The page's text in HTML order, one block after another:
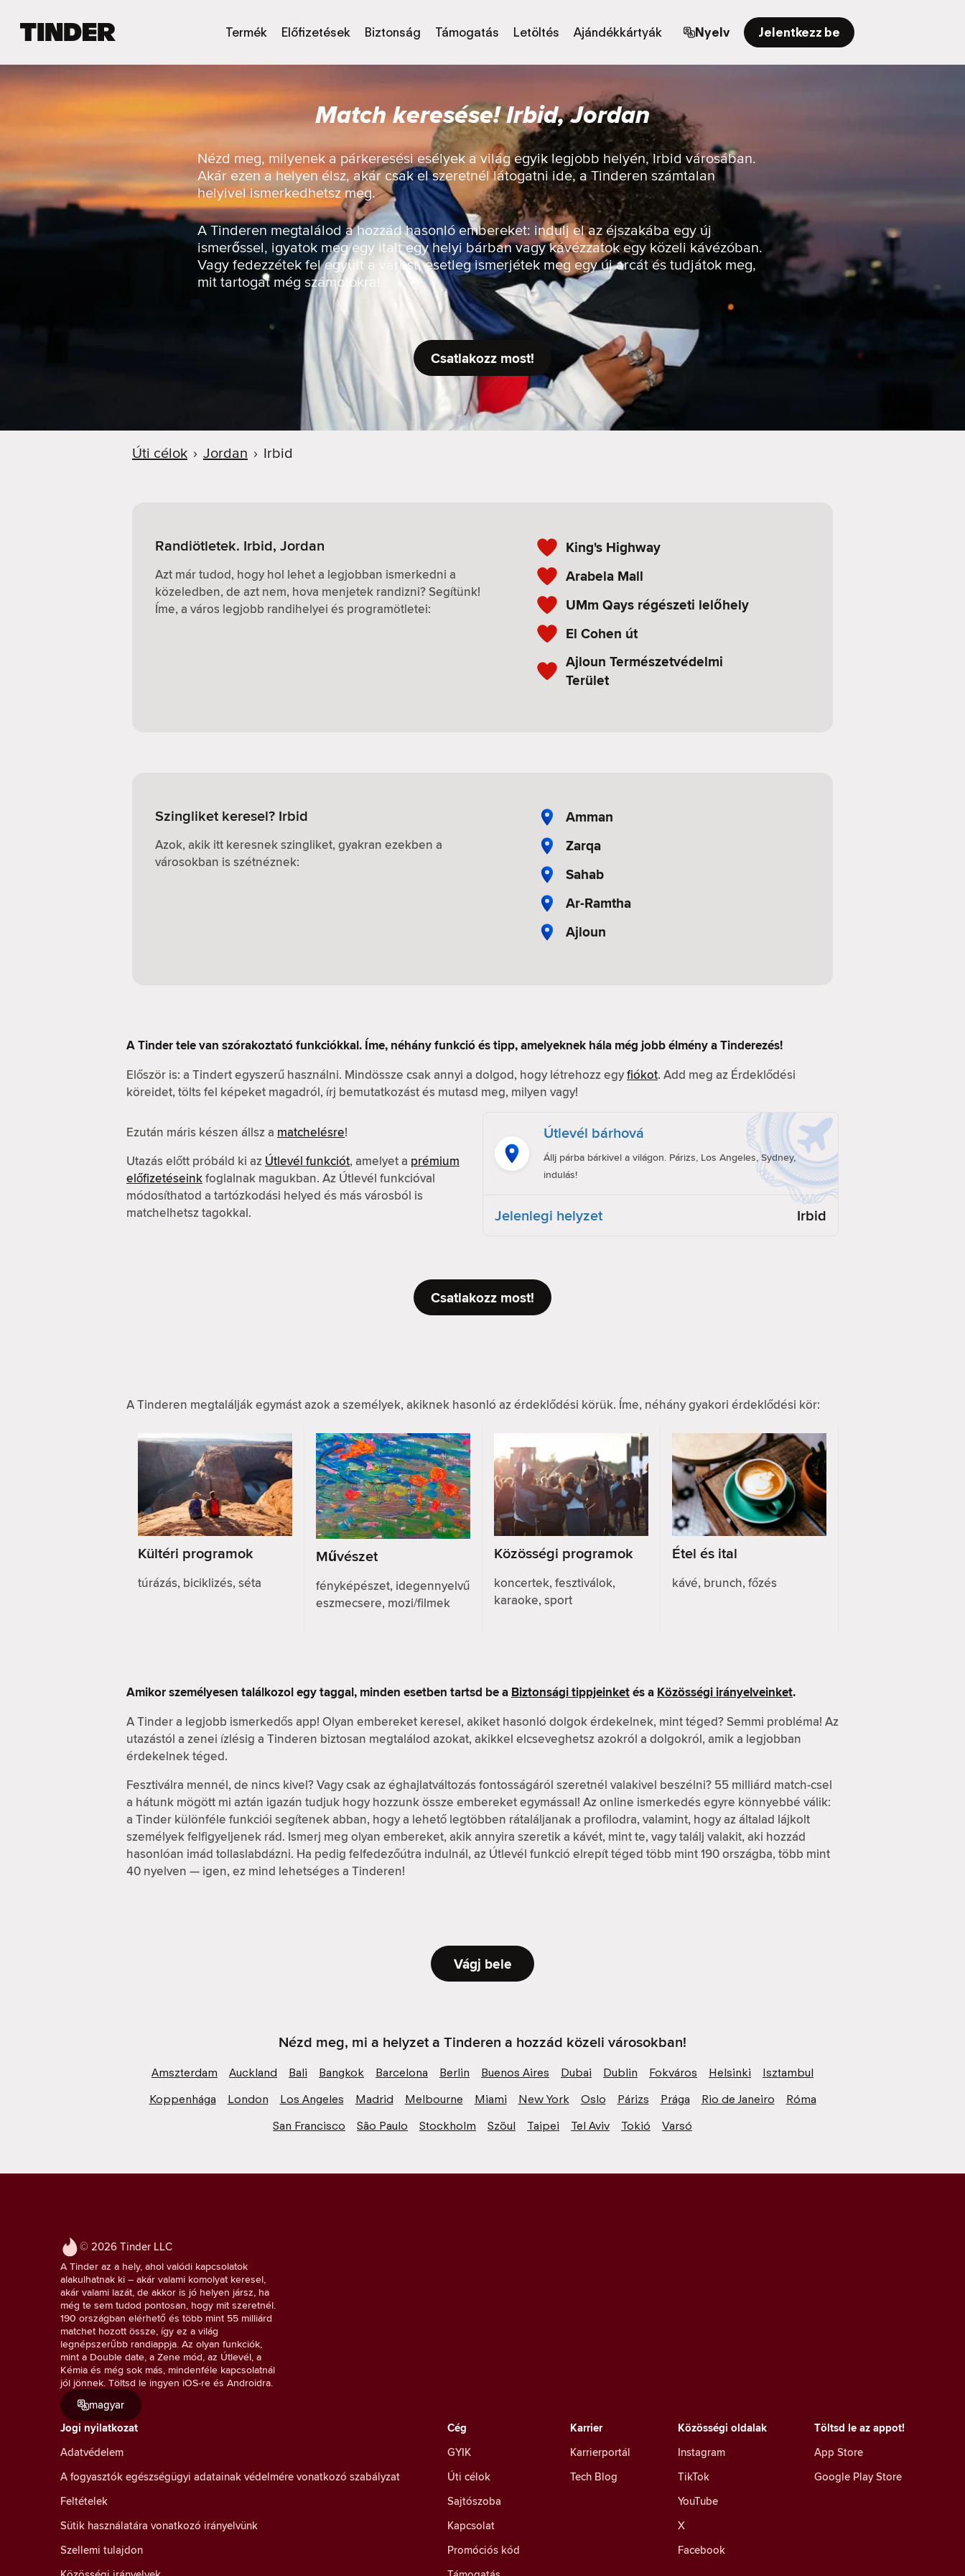
e
ő
o
l
Termék Előfizetések Biztonság Támogatás Letöltés Ajándékkártyák Nyelv Jelentkezz be
Match keresése! Irbid, Jordan
Nézd meg, milyenek a párkeresési esélyek a világ egyik legjobb helyén, Irbid városában.
Akár ezen a helyen élsz, akár csak el szeretnél látogatni ide, a Tinderen számtalan
helyivel ismerkedhetsz meg.
A Tinderen megtalálod a hozzád hasonló embereket: indulj el az éjszakába egy új
ismerőssel, igyatok meg egy italt egy helyi bárban vagy kávézzatok egy közeli kávézóban.
Vagy fedezzétek fel együtt a várost, esetleg ismerjétek meg egy új arcát és tudjátok meg,
mit tartogat még számotokra!
Csatlakozz most!
Úti célok › Jordan › Irbid
Randiötletek. Irbid, Jordan
Azt már tudod, hogy hol lehet a legjobban ismerkedni a
közeledben, de azt nem, hova menjetek randizni? Segítünk!
Íme, a város legjobb randihelyei és programötletei:
King's Highway
Arabela Mall
UMm Qays régészeti lelőhely
El Cohen út
Ajloun Természetvédelmi
Terület
Szingliket keresel? Irbid
Azok, akik itt keresnek szingliket, gyakran ezekben a
városokban is szétnéznek:
Amman
Zarqa
Sahab
Ar-Ramtha
Ajloun
A Tinder tele van szórakoztató funkciókkal. Íme, néhány funkció és tipp, amelyeknek hála még jobb élmény a Tinderezés!
Először is: a Tindert egyszerű használni. Mindössze csak annyi a dolgod, hogy létrehozz egyfiókot. Add meg az Érdeklődési
köreidet, tölts fel képeket magadról, írj bemutatkozást és mutasd meg, milyen vagy!
Ezután máris készen állsz a matchelésre!
Utazás előtt próbáld ki az Útlevél funkciót, amelyet a prémium
előfizetéseinkfoglalnak magukban. Az Útlevél funkcióval
módosíthatod a tartózkodási helyed és más városból is
matchelhetsz tagokkal.
Útlevél bárhová
Állj párba bárkivel a világon. Párizs, Los Angeles, Sydney,
indulás!
Jelenlegi helyzet Irbid
Csatlakozz most!
A Tinderen megtalálják egymást azok a személyek, akiknek hasonló az érdeklődési körük. Íme, néhány gyakori érdeklődési kör:
Kültéri programok
túrázás, biciklizés, séta
Művészet
fényképészet, idegennyelvű
eszmecsere, mozi/filmek
Közösségi programok
koncertek, fesztiválok,
karaoke, sport
Étel és ital
kávé, brunch, főzés
Amikor személyesen találkozol egy taggal, minden esetben tartsd be a Biztonsági tippjeinketés a Közösségi irányelveinket.
A Tinder a legjobb ismerkedős app! Olyan embereket keresel, akiket hasonló dolgok érdekelnek, mint téged? Semmi probléma! Az
utazástól a zenei ízlésig a Tinderen biztosan megtalálod azokat, akikkel elcseveghetsz azokról a dolgokról, amik a legjobban
érdekelnek téged.
Fesztiválra mennél, de nincs kivel? Vagy csak az éghajlatváltozás fontosságáról szeretnél valakivel beszélni? 55 milliárd match-csel
a hátunk mögött mi aztán igazán tudjuk hogy hozzunk össze embereket egymással! Az online ismerkedés egyre könnyebbé válik:
a Tinder különféle funkciói segítenek abban, hogy a lehető legtöbben rátaláljanak a profilodra, valamint, hogy az általad lájkolt
személyek felfigyeljenek rád. Ismerj meg olyan embereket, akik annyira szeretik a kávét, mint te, vagy találj valakit, aki hozzád
hasonlóan imád tollaslabdázni. Ha pedig felfedezőútra indulnál, az Útlevél funkció elrepít téged több mint 190 országba, több mint
40 nyelven — igen, ez mind lehetséges a Tinderen!
Vágj bele
Nézd meg, mi a helyzet a Tinderen a hozzád közeli városokban!
Amszterdam Auckland Bali Bangkok Barcelona Berlin Buenos Aires Dubai Dublin Fokváros Helsinki
Isztambul
Koppenhága
London Los Angeles Madrid Melbourne Miami New York Oslo Párizs Prága Rio de Janeiro
Róma
San Francisco
São Paulo Stockholm Szöul Taipei Tel Aviv Tokió Varsó
© 2026 Tinder LLC
A Tinder az a hely, ahol valódi kapcsolatok
alakulhatnak ki – akár valami komolyat keresel,
akár valami lazát, de akkor is jó helyen jársz, ha
még te sem tudod pontosan, hogy mit szeretnél.
190 országban elérhető és több mint 55 milliárd
matchet hozott össze, így ez a világ
legnépszerűbb randiappja. Az olyan funkciók,
mint a Double date, a Zene mód, az Útlevél, a
Kémia és még sok más, mindenféle kapcsolatnál
jól jönnek. Töltsd le ingyen iOS-re és Androidra.
magyar
Közösségi oldalak
Instagram
TikTok
YouTube
X
Facebook
Jogi nyilatkozat
Adatvédelem
A fogyasztók egészségügyi adatainak védelmére vonatkozó szabályzat
Feltételek
Sütik használatára vonatkozó irányelvünk
Szellemi tulajdon
Karrier
Karrierportál
Tech Blog
Cég
GYIK
Úti célok
Sajtószoba
Kapcsolat
Promóciós kód
Töltsd le az appot!
App Store
Google Play Store